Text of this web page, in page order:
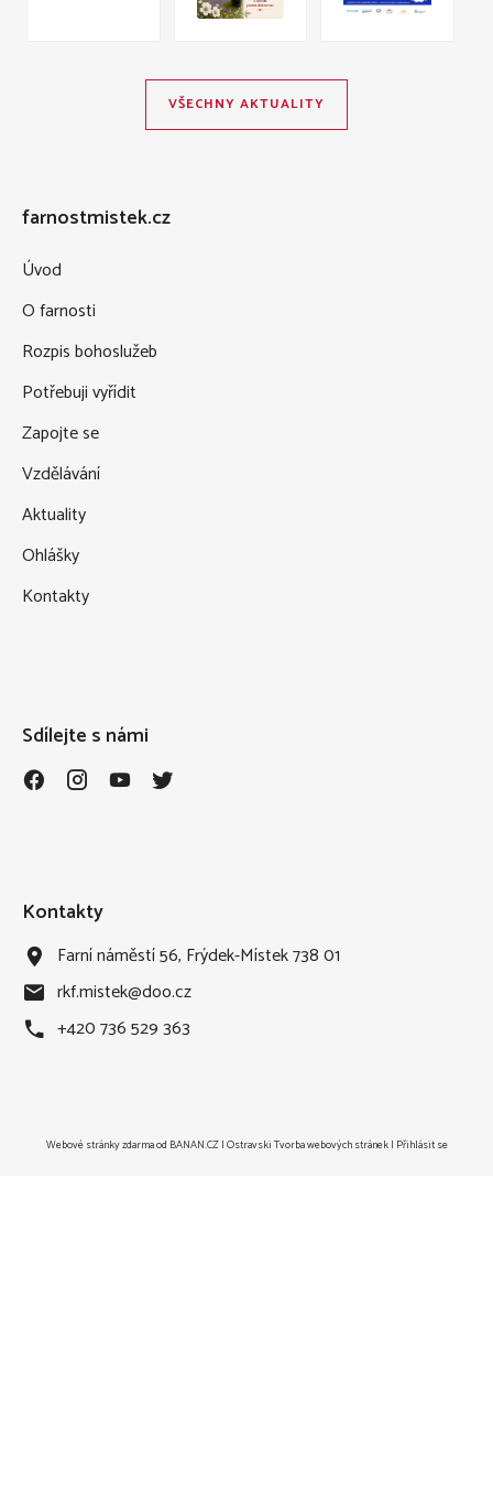
VŠECHNY AKTUALITY
farnostmistek.cz
Úvod
O farnosti
Rozpis bohoslužeb
Potřebuji vyřídit
Zapojte se
Vzdělávání
Aktuality
Ohlášky
Kontakty
Sdílejte s námi
Kontakty
Farní náměstí 56, Frýdek-Místek 738 01
rkf.mistek@doo.cz
+420 736 529 363
Webové stránky zdarmaod BANAN.CZ|Ostravski Tvorba webových stránek | Přihlásit se